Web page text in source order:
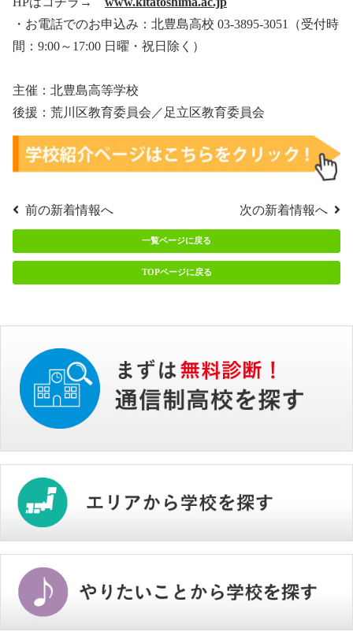
・お電話でのお申込み：北豊島高校 03-3895-3051（受付時
間：9:00～17:00 日曜・祝日除く）
主催：北豊島高等学校
後援：荒川区教育委員会／足立区教育委員会
前の新着情報へ 次の新着情報へ
一覧ページに戻る
TOPページに戻る